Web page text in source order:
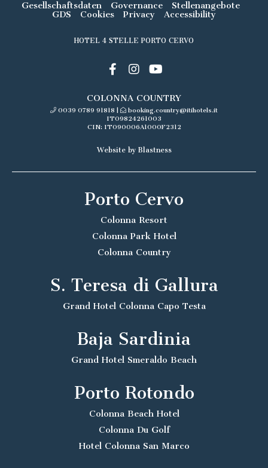
Gesellschaftsdaten Governance
Stellenangebote
GDS
Cookies Privacy Accessibility
HOTEL 4 STELLE PORTO CERVO
COLONNA COUNTRY
0039 0789 91818 |
booking.country@itihotels.it
IT09824261003
CIN: IT090006A1000F2312
Website by Blastness
Porto Cervo
Colonna Resort
Colonna Park Hotel
Colonna Country
S. Teresa di Gallura
Grand Hotel Colonna Capo Testa
Baja Sardinia
Grand Hotel Smeraldo Beach
Porto Rotondo
Colonna Beach Hotel
Colonna Du Golf
Hotel Colonna San Marco